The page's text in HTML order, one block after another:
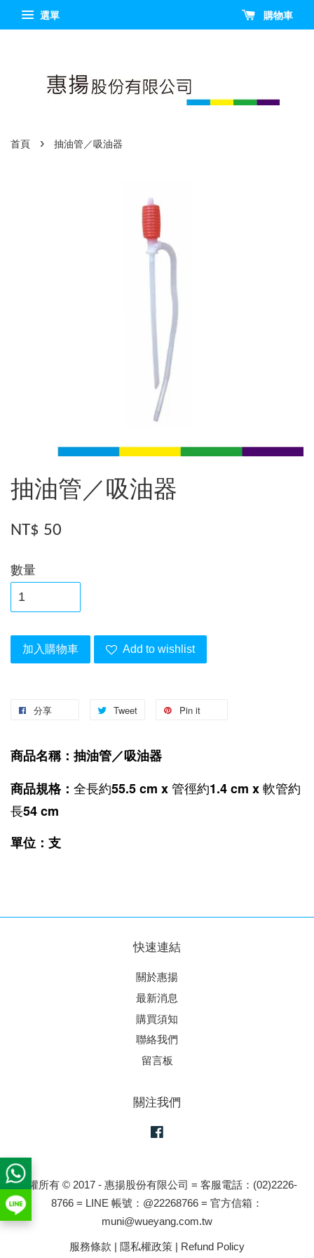
選單 購物車
首頁 › 抽油管／吸油器
抽油管／吸油器
NT$ 50
數量
加入購物車 Add to wishlist
分享 Tweet Pin it
商品名稱：抽油管／吸油器
商品規格： 全長約55.5 cm x 管徑約1.4 cm x 軟管約
長54 cm
單位：支
快速連結
關於惠揚
最新消息
購買須知
聯絡我們
留言板
關注我們
版權所有 © 2017 - 惠揚股份有限公司 = 客服電話：(02)2226-
8766 = LINE 帳號：@22268766 = 官方信箱：
muni@wueyang.com.tw
服務條款 | 隱私權政策 | Refund Policy